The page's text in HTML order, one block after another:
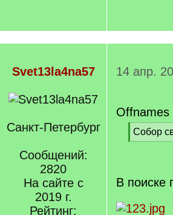
Svet13la4na57
Санкт-Петербург
Сообщений:
2820
На сайте с
2019 г.
Рейтинг:
14 апр.
Offnames
[
q
Собор
[
В поиске